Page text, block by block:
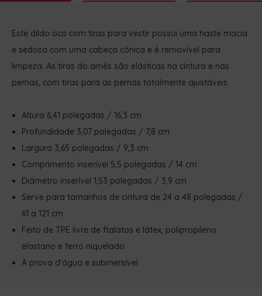
Este dildo oco com tiras para vestir possui uma haste macia
e sedosa com uma cabeça cônica e é removível para
limpeza. As tiras do arnês são elásticas na cintura e nas
pernas, com tiras para as pernas totalmente ajustáveis.
Altura 6,41 polegadas / 16,3 cm
Profundidade 3,07 polegadas / 7,8 cm
Largura 3,65 polegadas / 9,3 cm
Comprimento inserível 5,5 polegadas / 14 cm
Diâmetro inserível 1,53 polegadas / 3,9 cm
Serve para tamanhos de cintura de 24 a 48 polegadas /
61 a 121 cm
Feito de TPE livre de ftalatos e látex, polipropileno
elastano e ferro niquelado
À prova d'água e submersível